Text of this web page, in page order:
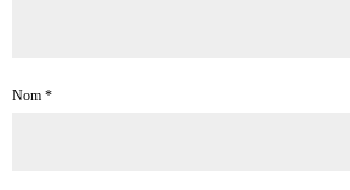
Nom *